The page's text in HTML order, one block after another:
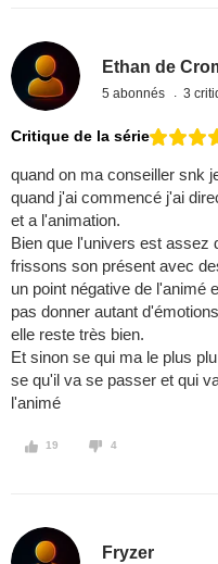
Ethan de
5 abonnés 3
Critique de la série
quand on ma conseiller snk
quand j'ai commencé j'ai
et a l'animation.
Bien que l'univers est assez
frissons son présent avec
un point négative de l'animé
pas donner autant
elle reste très bien.
Et sinon se qui ma le plus
se qu'il va se passer et qui
l'animé
19 4
Fryzer